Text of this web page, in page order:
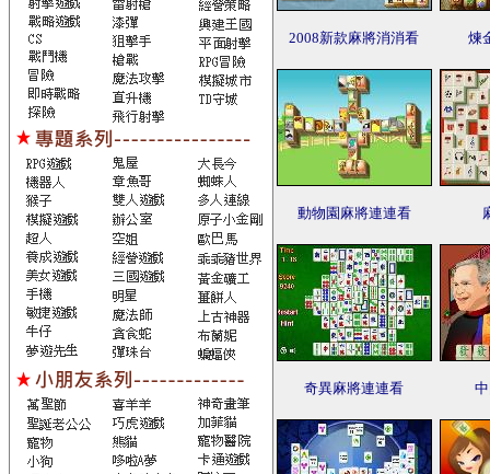
2008新款麻將消消看 煉
動物園麻將連連看
奇異麻將連連看